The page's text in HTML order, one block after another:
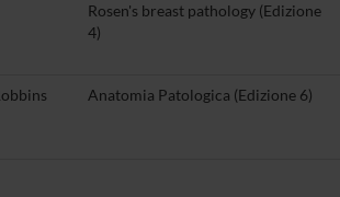
Rosen's breast pathology (Edizione
4)
Anatomia Patologica (Edizione 6)